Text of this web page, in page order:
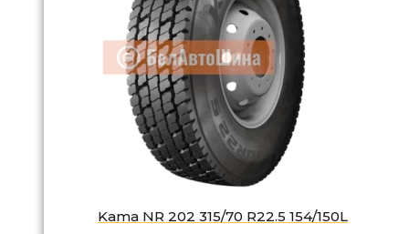
Kama NR 202 315/70 R22.5 154/150L